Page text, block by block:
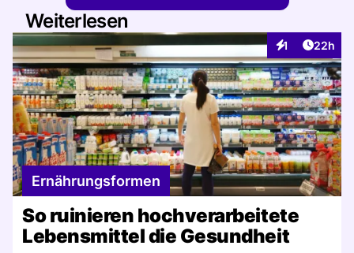
Weiterlesen
1
Interaktionen
Artikel
22h
Ernährungsformen
So ruinieren hochverarbeitete
Lebensmittel die Gesundheit